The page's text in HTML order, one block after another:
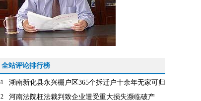
全站评论排行榜
湖南新化县永兴棚户区365个拆迁户十余年无家可归
河南法院枉法裁判致企业遭受重大损失濒临破产